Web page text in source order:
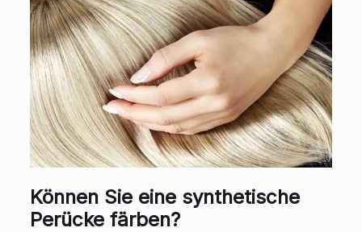
Können Sie eine synthetische
Perücke färben?